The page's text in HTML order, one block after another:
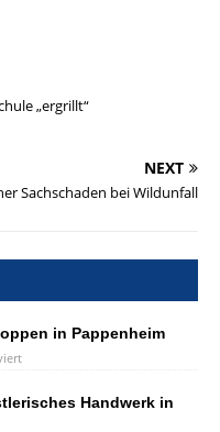
„ergrillt“
NEXT
Sachschaden bei Wildunfall
in Pappenheim
Handwerk in